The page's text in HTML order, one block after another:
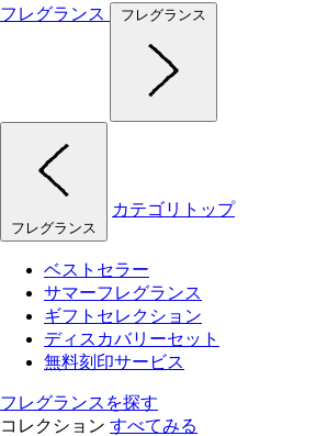
フレグランス
フレグランス
フレグランス
カテゴリトップ
ベストセラー
サマーフレグランス
ギフトセレクション
ディスカバリーセット
無料刻印サービス
フレグランスを探す
コレクション すべてみる